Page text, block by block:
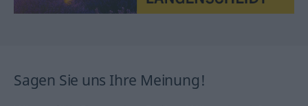
Sagen Sie uns Ihre Meinung!